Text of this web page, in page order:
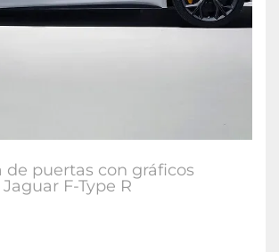
de puertas con gráficos
F-Type R